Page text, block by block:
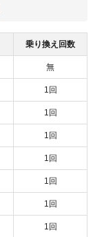
乗り換え回数
無
1回
1回
1回
1回
1回
1回
1回